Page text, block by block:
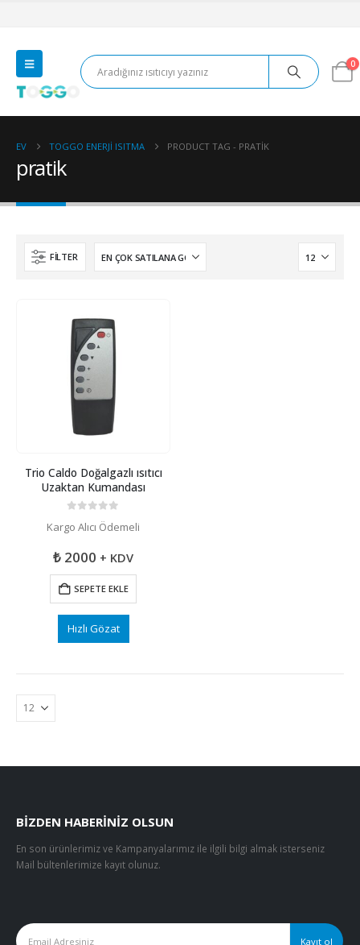
0
EV TOGGO ENERJI ISITMA PRODUCT TAG - PRATIK
pratik
FILTER
Trio Caldo Doğalgazlı ısıtıcı
Uzaktan Kumandası
Kargo Alıcı Ödemeli
₺ 2000 + KDV
SEPETE EKLE
Hızlı Gözat
BIZDEN HABERINIZ OLSUN
En son ürünlerimiz ve Kampanyalarımız ile ilgili bilgi almak isterseniz
Mail bültenlerimize kayıt olunuz.